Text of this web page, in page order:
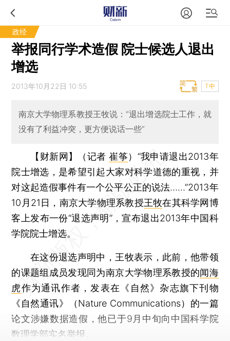
政经
举报同行学术造假 院士候选人退出
增选
2013年10月22日 10:55 T中
南京大学物理系教授王牧说：“退出增选院士工作，就
没有了利益冲突，更方便说话一些”
【财新网】（记者崔筝） “我申请退出2013年
院士增选，是希望引起大家对科学道德的重视，并
对这起造假事件有一个公平公正的说法……”2013年
10月21日，南京大学物理系教授王牧在其科学网博
客上发布一份“退选声明”，宣布退出2013年中国科
学院院士增选。
在这份退选声明中，王牧表示，此前，他带领
的课题组成员发现同为南京大学物理系教授的闻海
虎作为通讯作者，发表在《自然》杂志旗下刊物
《自然通讯》（Nature Communications）的一篇
论文涉嫌数据造假，他已于9月中旬向中国科学院
数理学部实名举报。